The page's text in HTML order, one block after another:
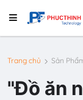
Trang chủ Sản
"Đồ ăn